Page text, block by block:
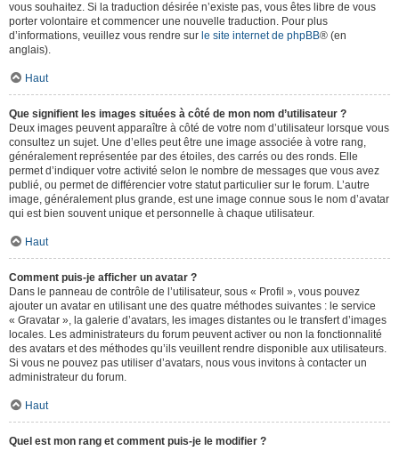
vous souhaitez. Si la traduction désirée n’existe pas, vous êtes libre de vous
porter volontaire et commencer une nouvelle traduction. Pour plus
d’informations, veuillez vous rendre sur le site internet de phpBB® (en
anglais).
Haut
Que signifient les images situées à côté de mon nom d’utilisateur ?
Deux images peuvent apparaître à côté de votre nom d’utilisateur lorsque vous
consultez un sujet. Une d’elles peut être une image associée à votre rang,
généralement représentée par des étoiles, des carrés ou des ronds. Elle
permet d’indiquer votre activité selon le nombre de messages que vous avez
publié, ou permet de différencier votre statut particulier sur le forum. L’autre
image, généralement plus grande, est une image connue sous le nom d’avatar
qui est bien souvent unique et personnelle à chaque utilisateur.
Haut
Comment puis-je afficher un avatar ?
Dans le panneau de contrôle de l’utilisateur, sous « Profil », vous pouvez
ajouter un avatar en utilisant une des quatre méthodes suivantes : le service
« Gravatar », la galerie d’avatars, les images distantes ou le transfert d’images
locales. Les administrateurs du forum peuvent activer ou non la fonctionnalité
des avatars et des méthodes qu’ils veuillent rendre disponible aux utilisateurs.
Si vous ne pouvez pas utiliser d’avatars, nous vous invitons à contacter un
administrateur du forum.
Haut
Quel est mon rang et comment puis-je le modifier ?